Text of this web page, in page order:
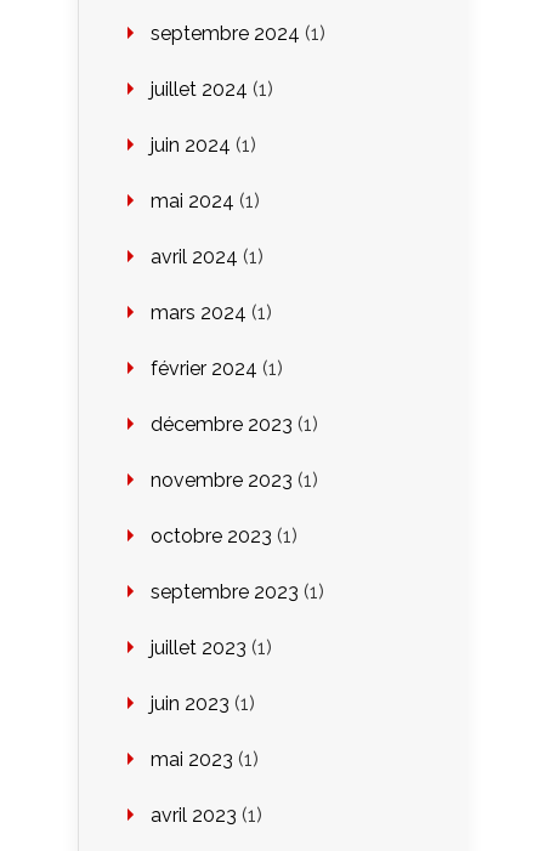
septembre 2024 (1)
juillet 2024 (1)
juin 2024 (1)
mai 2024 (1)
avril 2024 (1)
mars 2024 (1)
février 2024 (1)
décembre 2023 (1)
novembre 2023 (1)
octobre 2023 (1)
septembre 2023 (1)
juillet 2023 (1)
juin 2023 (1)
mai 2023 (1)
avril 2023 (1)